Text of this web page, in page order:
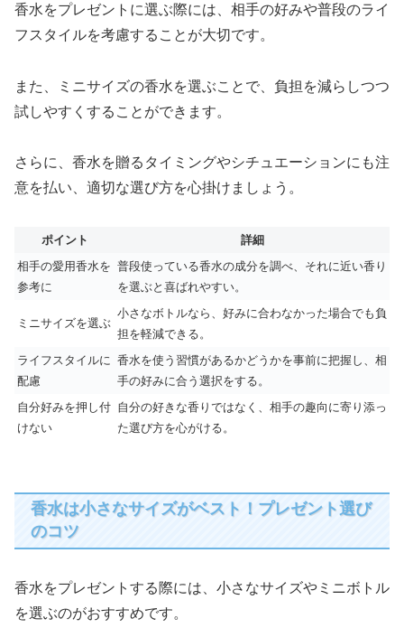
香水をプレゼントに選ぶ際には、相手の好みや普段のライ
フスタイルを考慮することが大切です。
また、ミニサイズの香水を選ぶことで、負担を減らしつつ
試しやすくすることができます。
さらに、香水を贈るタイミングやシチュエーションにも注
意を払い、適切な選び方を心掛けましょう。
ポイント
詳細
相手の愛用香水を
参考に
普段使っている香水の成分を調べ、それに近い香り
を選ぶと喜ばれやすい。
ミニサイズを選ぶ
小さなボトルなら、好みに合わなかった場合でも負
担を軽減できる。
ライフスタイルに
配慮
香水を使う習慣があるかどうかを事前に把握し、相
手の好みに合う選択をする。
自分好みを押し付
けない
自分の好きな香りではなく、相手の趣向に寄り添っ
た選び方を心がける。
香水は小さなサイズがベスト！プレゼント選び
のコツ
香水をプレゼントする際には、小さなサイズやミニボトル
を選ぶのがおすすめです。